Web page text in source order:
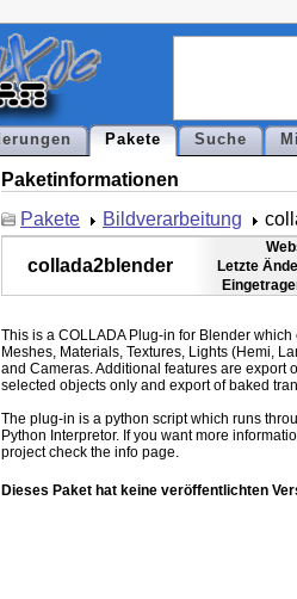
Pakete Suche
Paketinformationen
Pakete
Bildverarbeitung
collada2blender
Letzte
This is a COLLADA Plug-in for Blender
Meshes, Materials, Textures, Lights (Hemi,
and Cameras. Additional features are export
selected objects only and export of baked
The plug-in is a python script which runs
Python Interpretor. If you want more
Dieses Paket hat keine veröffentlichten